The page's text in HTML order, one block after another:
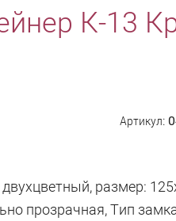
К-13
Артикул:
размер:
прозрачная, Тип